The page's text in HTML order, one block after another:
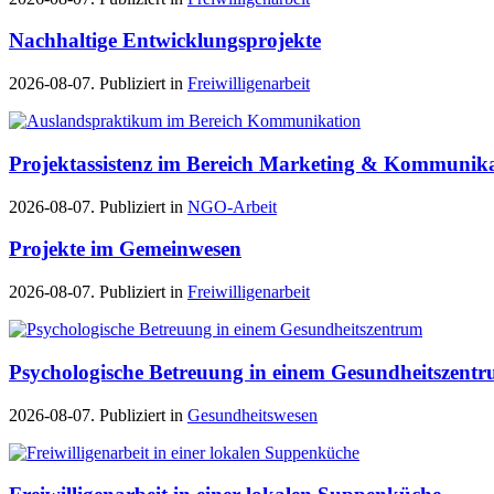
Nachhaltige Entwicklungsprojekte
2026-08-07. Publiziert in Freiwilligenarbeit
Projektassistenz im Bereich Marketing &
2026-08-07. Publiziert in NGO-Arbeit
Projekte im Gemeinwesen
2026-08-07. Publiziert in Freiwilligenarbeit
Psychologische Betreuung in einem
2026-08-07. Publiziert in Gesundheitswesen